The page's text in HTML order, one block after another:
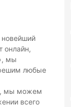
онлайн,
мы
любые
мы можем
всего